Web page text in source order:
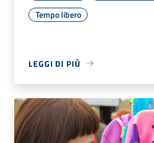
Tempo libero
LEGGI DI PIÙ